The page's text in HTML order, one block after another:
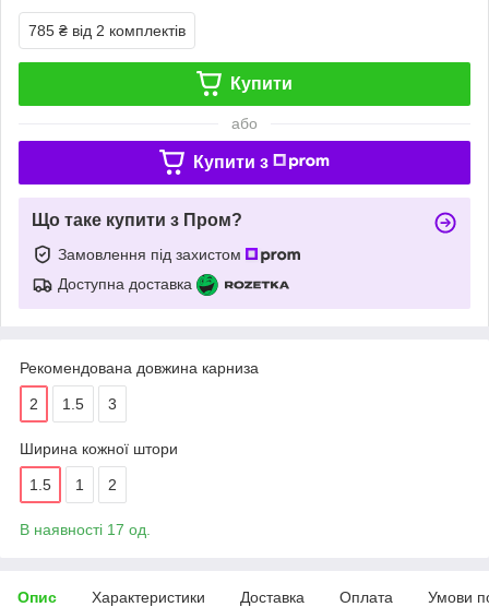
785 ₴ від 2 комплектів
Купити
або
Купити з
Що таке купити з Пром?
Замовлення під захистом
Доступна доставка
Рекомендована довжина карниза
2 1.5 3
Ширина кожної штори
1.5 1 2
В наявності 17 од.
Опис Характеристики Доставка Оплата Умови